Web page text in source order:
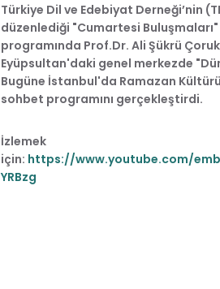
Türkiye Dil ve Edebiyat Derneği’nin
düzenlediği "Cumartesi Buluşmaları"
programında Prof.Dr. Ali Şükrü
Eyüpsultan'daki genel merkezde
Bugüne İstanbul'da Ramazan
sohbet programını gerçekleştirdi.
İzlemek
için: https://www.youtube.com/
YRBzg